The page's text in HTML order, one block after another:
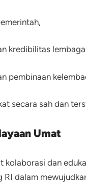
kredibilitas
pembinaan
secara sah dan
Umat
kolaborasi dan
RI dalam